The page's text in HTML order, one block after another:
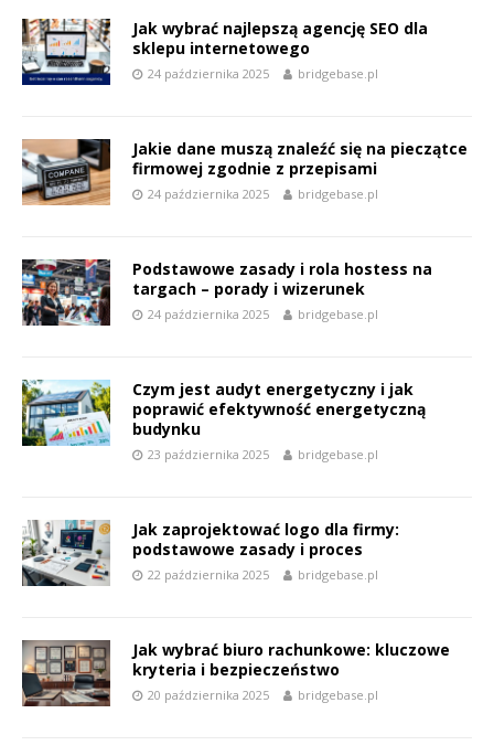
Jak wybrać najlepszą agencję SEO dla
sklepu internetowego
24 października 2025 bridgebase.pl
Jakie dane muszą znaleźć się na pieczątce
firmowej zgodnie z przepisami
24 października 2025 bridgebase.pl
Podstawowe zasady i rola hostess na
targach – porady i wizerunek
24 października 2025 bridgebase.pl
Czym jest audyt energetyczny i jak
poprawić efektywność energetyczną
budynku
23 października 2025 bridgebase.pl
Jak zaprojektować logo dla firmy:
podstawowe zasady i proces
22 października 2025 bridgebase.pl
Jak wybrać biuro rachunkowe: kluczowe
kryteria i bezpieczeństwo
20 października 2025 bridgebase.pl